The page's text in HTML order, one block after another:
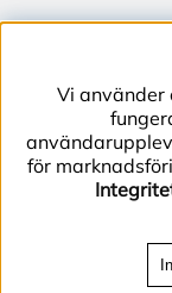
Vi använder
för